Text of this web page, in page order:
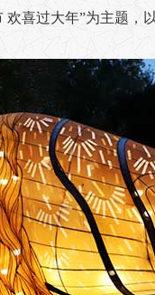
欢喜过大年”为主题